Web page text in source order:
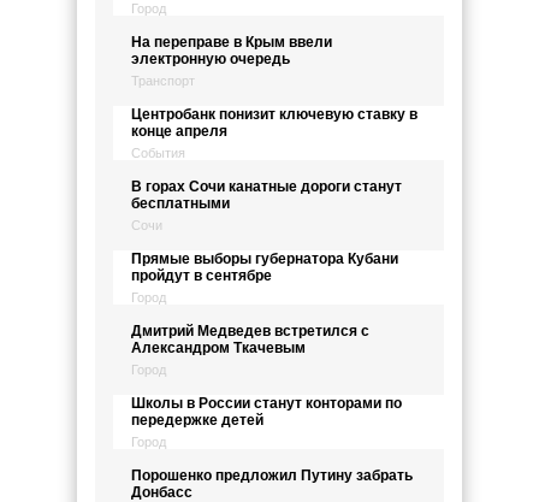
Город
На переправе в Крым ввели
электронную очередь
Транспорт
Центробанк понизит ключевую ставку в
конце апреля
События
В горах Сочи канатные дороги станут
бесплатными
Сочи
Прямые выборы губернатора Кубани
пройдут в сентябре
Город
Дмитрий Медведев встретился с
Александром Ткачевым
Город
Школы в России станут конторами по
передержке детей
Город
Порошенко предложил Путину забрать
Донбасс